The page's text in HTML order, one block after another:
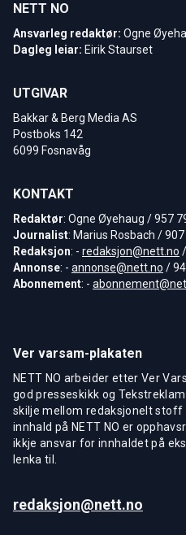
NETT NO
Ansvarleg redaktør: Ogne
Dagleg leiar: Eirik Staurset
UTGIVAR
Bakkar & Berg Media AS
Postboks 142
6099 Fosnavåg
KONTAKT
Redaktør: Ogne Øyehaug / 957
Journalist: Marius Rosbach /
Redaksjon: - redaksjon@nett.no
Annonse: - annonse@nett.no /
Abonnement: -
Ver varsam-plakaten
NETT NO arbeider etter Ver
god presseskikk og
skilje mellom redaksjonelt
innhald på NETT NO er
ikkje ansvar for innhaldet på
lenka til.
redaksjon@nett.no